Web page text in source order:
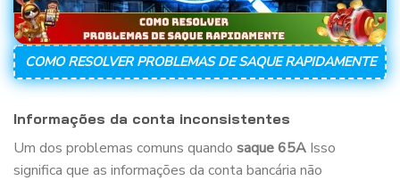
COMO RESOLVER PROBLEMAS DE SAQUE RAPIDAMENTE
Informações da conta inconsistentes
Um dos problemas comuns quando saque 65A Isso
significa que as informações da conta bancária não